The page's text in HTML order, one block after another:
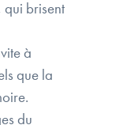
qui brisent
à
que la
du